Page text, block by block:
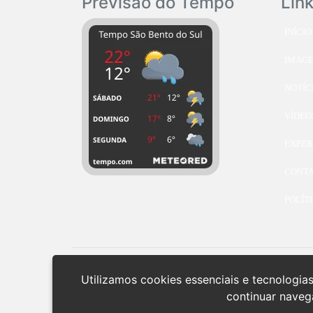
Utilizamos cookies essenciais e
continuar